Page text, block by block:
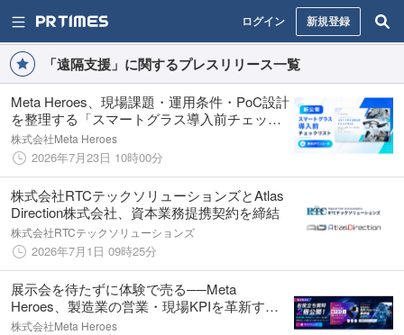
ログイン 新規登録
「遠隔支援」に関するプレスリリース一覧
Meta Heroes、現場課題・運用条件・PoC設計
を整理する「スマートグラス導入前チェック
リスト」を公開
株式会社Meta Heroes
2026年7月23日 10時00分
株式会社RTCテックソリューションズとAtlas
Direction株式会社、資本業務提携契約を締結
株式会社RTCテックソリューションズ
2026年7月1日 09時25分
展示会を待たずに体験で売る──Meta
Heroes、製造業の営業・現場KPIを革新する
最新XR資料2種を公開
株式会社Meta Heroes